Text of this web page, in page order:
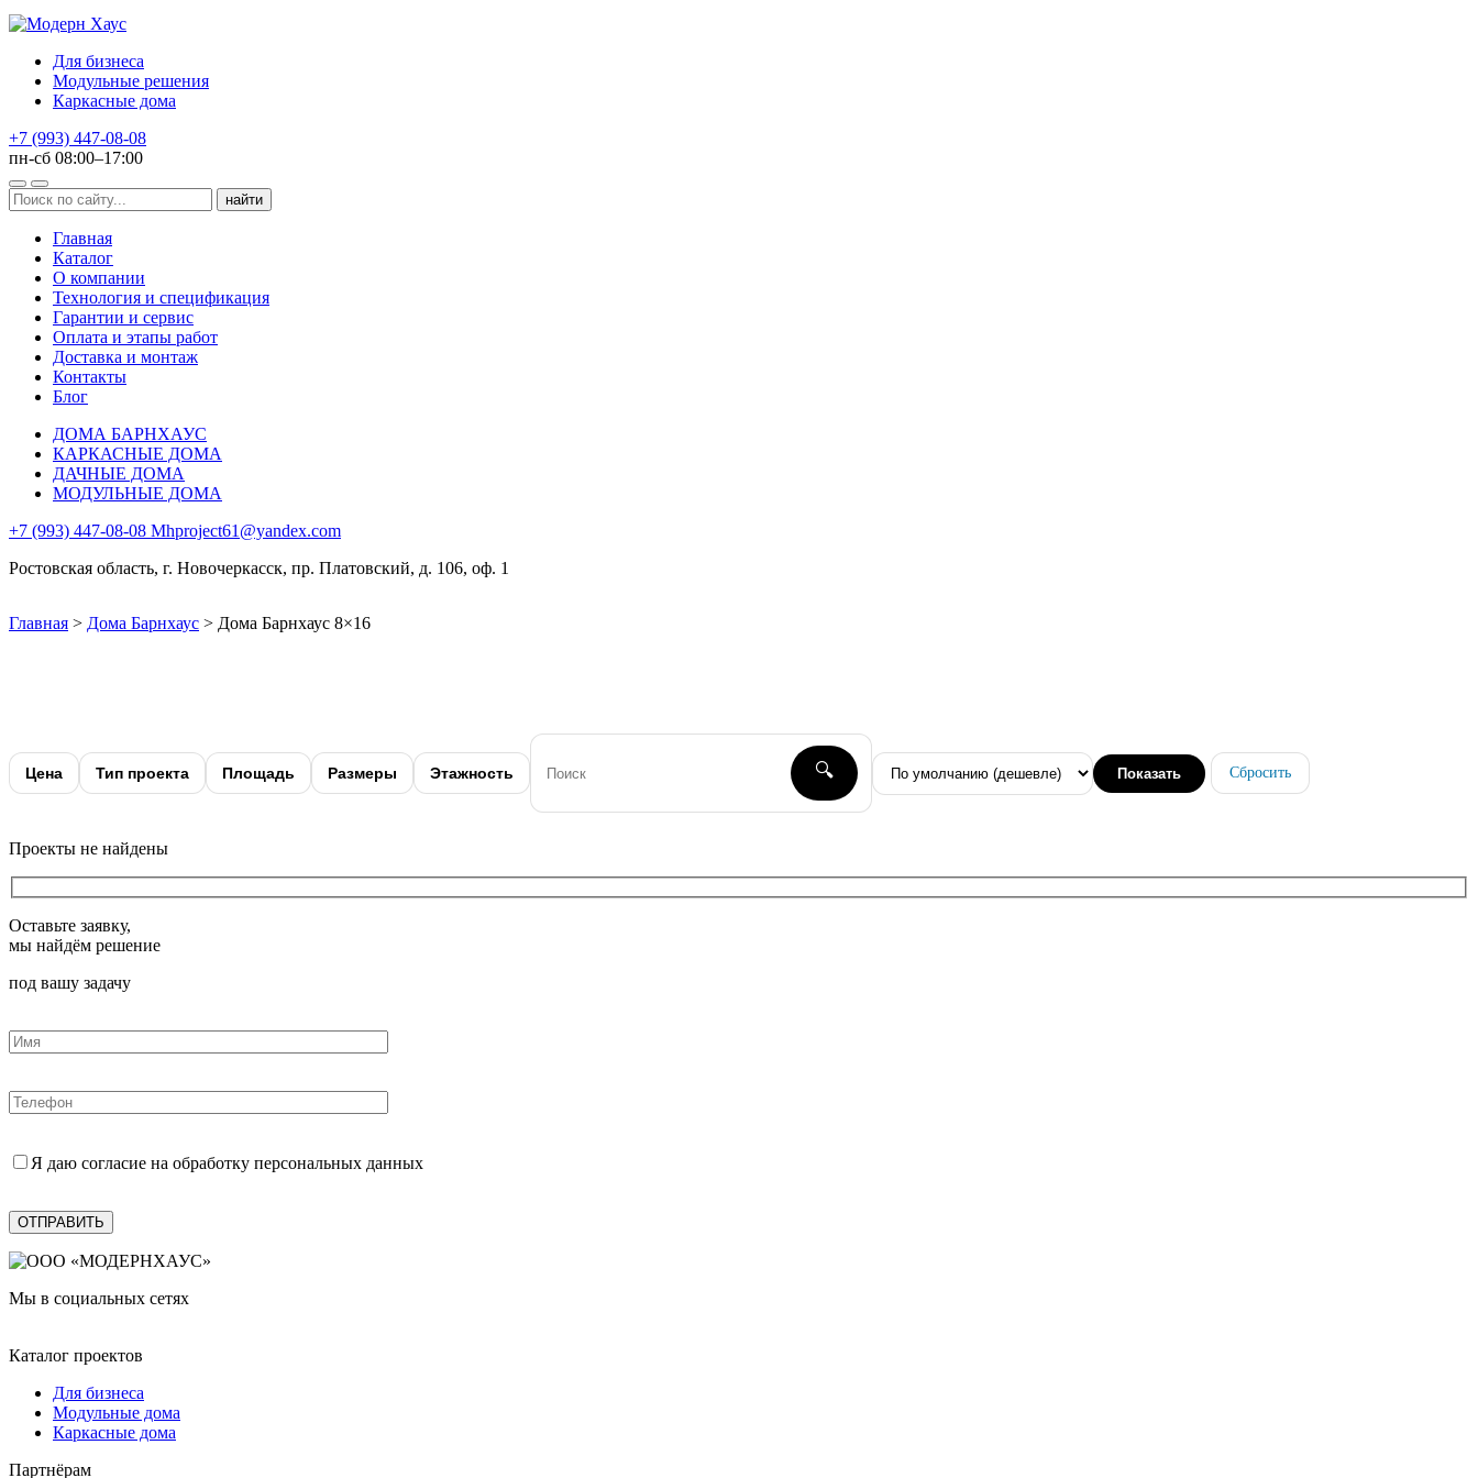
Для бизнеса
Модульные решения
Каркасные дома
+7 (993) 447-08-08
пн-сб 08:00–17:00
Главная
Каталог
О компании
Технология и спецификация
Гарантии и сервис
Оплата и этапы работ
Доставка и монтаж
Контакты
Блог
ДОМА БАРНХАУС
КАРКАСНЫЕ ДОМА
ДАЧНЫЕ ДОМА
МОДУЛЬНЫЕ ДОМА
+7 (993) 447-08-08 Mhproject61@yandex.com
Ростовская область, г. Новочеркасск, пр. Платовский, д. 106, оф. 1
Главная > Дома Барнхаус > Дома Барнхаус 8×16
Цена Тип проекта Площадь Размеры Этажность 🔍 Показать Сбросить
Проекты не найдены
Оставьте заявку,
мы найдём решение
под вашу задачу
Я даю согласие на обработку персональных данных
Мы в социальных сетях
Каталог проектов
Для бизнеса
Модульные дома
Каркасные дома
Партнёрам